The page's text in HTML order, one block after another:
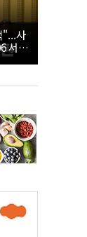
"...사
서울